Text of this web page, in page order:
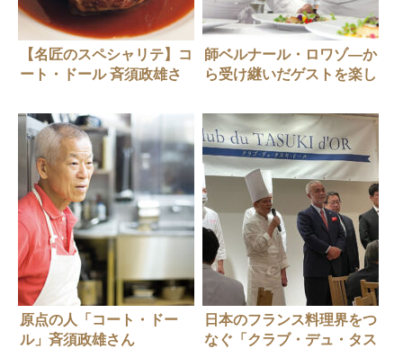
【名匠のスペシャリテ】コ
ート・ドール 斉須政雄さ
師ベルナール・ロワゾ―か
ら受け継いだゲストを楽し
原点の人「コート・ドー
ル」斉須政雄さん
日本のフランス料理界をつ
なぐ「クラブ・デュ・タス